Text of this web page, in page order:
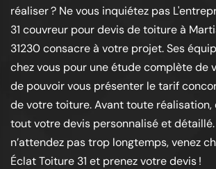
réaliser ? Ne vous inquiétez pas
31 couvreur pour devis de toiture à
31230 consacre à votre projet. Ses
chez vous pour une étude complète de
de pouvoir vous présenter le tarif
de votre toiture. Avant toute réalisation,
tout votre devis personnalisé et
n’attendez pas trop longtemps, venez
Éclat Toiture 31 et prenez votre devis !